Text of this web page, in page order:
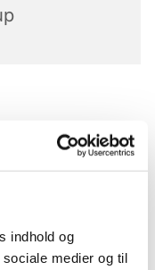
indhold og
medier og til